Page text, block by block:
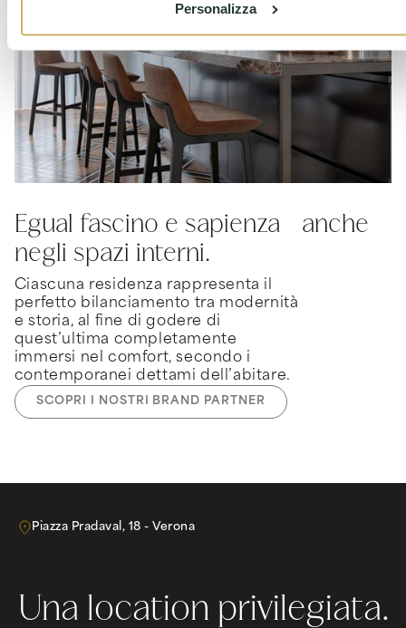
Personalizza
Egual fascino e sapienza anche
negli spazi interni.
Ciascuna residenza rappresenta il
perfetto bilanciamento tra modernità
e storia, al fine di godere di
quest’ultima completamente
immersi nel comfort, secondo i
contemporanei dettami dell’abitare.
SCOPRI I NOSTRI BRAND PARTNER
Piazza Pradaval, 18 - Verona
Una location privilegiata.